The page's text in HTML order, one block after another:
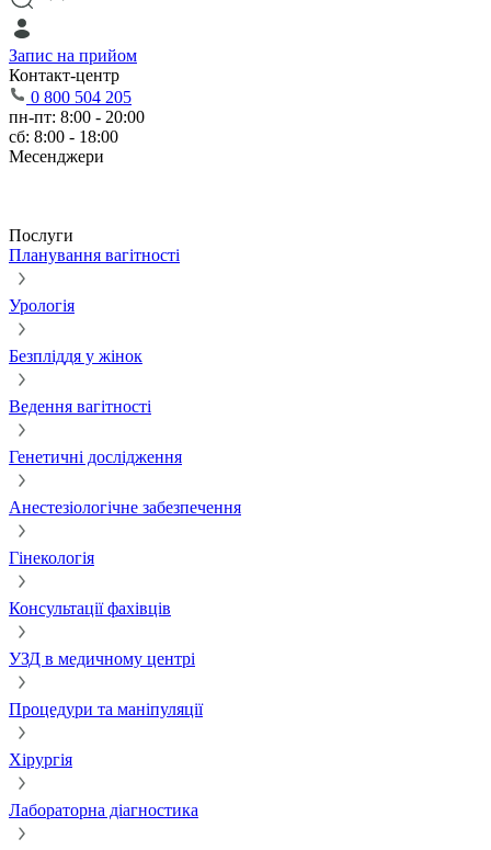
Запис на прийом
Контакт-центр
0 800 504 205
пн-пт: 8:00 - 20:00
сб: 8:00 - 18:00
Месенджери
Послуги
Планування вагітності
Урологія
Безпліддя у жінок
Ведення вагітності
Генетичні дослідження
Анестезіологічне забезпечення
Гінекологія
Консультації фахівців
УЗД в медичному центрі
Процедури та маніпуляції
Хірургія
Лабораторна діагностика